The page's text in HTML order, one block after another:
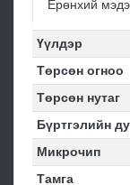
Ерөнхий
Үүлдэр
Төрсөн огноо
Төрсөн нутаг
Бүртгэлийн
Микрочип
Тамга